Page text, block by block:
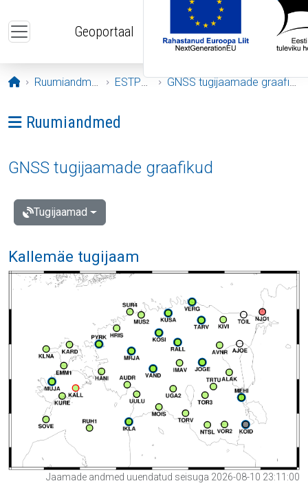
Geoportaal
Avaleht
Ruumiandmed ESTPOS GNSS tugijaamade graafikud
Ava menüü: Ruumiandmed
Ruumiandmed
GNSS tugijaamade graafikud
Tugijaamad
Kallemäe tugijaam
Jaamade andmed uuendatud seisuga 2026-08-10 23:11:00